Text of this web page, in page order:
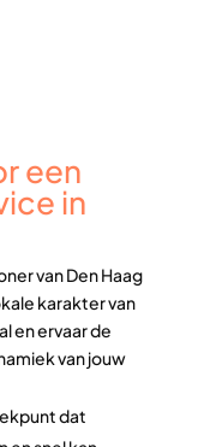
een
in
van Den Haag
karakter van
en ervaar de
van jouw
dat